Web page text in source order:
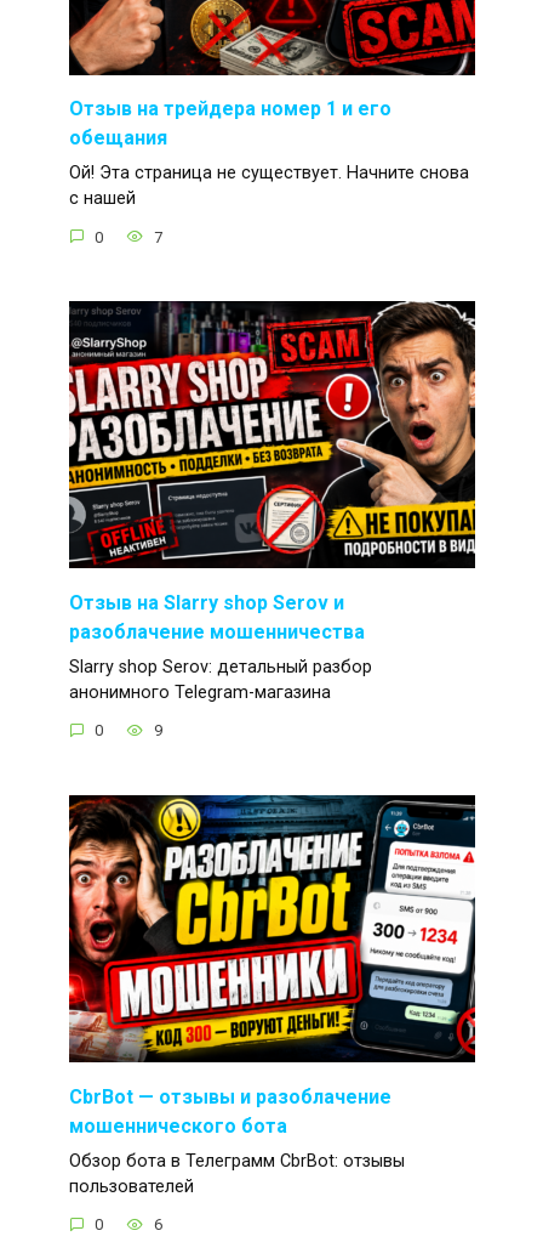
Отзыв на трейдера номер 1 и его
обещания
Ой! Эта страница не существует. Начните снова
с нашей
0 7
Отзыв на Slarry shop Serov и
разоблачение мошенничества
Slarry shop Serov: детальный разбор
анонимного Telegram-магазина
0 9
CbrBot — отзывы и разоблачение
мошеннического бота
Обзор бота в Телеграмм CbrBot: отзывы
пользователей
0 6